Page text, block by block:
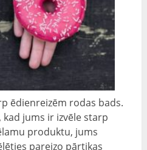
ēdienreizēm rodas bads.
kad jums ir izvēle starp
produktu, jums
pareizo pārtikas